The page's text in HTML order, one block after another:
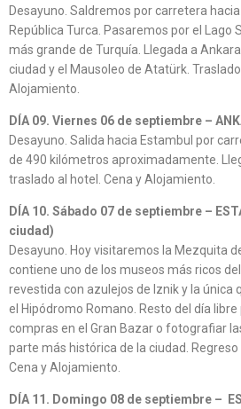
Desayuno. Saldremos por carretera
República Turca. Pasaremos por el Lago
más grande de Turquía. Llegada a
ciudad y el Mausoleo de Atatürk.
Alojamiento.
DÍA 09. Viernes 06 de septiembre –
Desayuno. Salida hacia Estambul por
de 490 kilómetros aproximadamente.
traslado al hotel. Cena y Alojamiento.
DÍA 10. Sábado 07 de septiembre –
ciudad)
Desayuno. Hoy visitaremos la Mezquita
contiene uno de los museos más ricos
revestida con azulejos de Iznik y la única
el Hipódromo Romano. Resto del día
compras en el Gran Bazar o fotografiar
parte más histórica de la ciudad.
Cena y Alojamiento.
DÍA 11. Domingo 08 de septiembre –